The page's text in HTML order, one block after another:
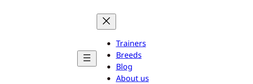
Trainers
Breeds
Blog
About us